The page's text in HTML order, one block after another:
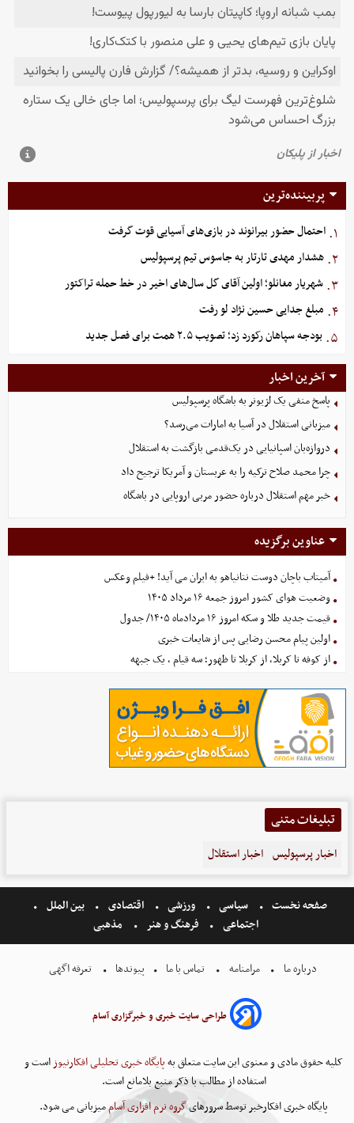
پربیننده‌ترین
۱. احتمال حضور بیرانوند در بازی‌های آسیایی قوت گرفت
۲. هشدار مهدی تارتار به جاسوس تیم پرسپولیس
۳. شهریار مغانلو؛ اولین آقای گل سال‌های اخیر در خط حمله تراکتور
۴. مبلغ جدایی حسین نژاد لو رفت
۵. بودجه سپاهان رکورد زد؛ تصویب ۲.۵ همت برای فصل جدید
آخرین اخبار
پاسخ منفی یک لژیونر به باشگاه پرسپولیس
میزبانی استقلال در آسیا به امارات می‌رسد؟
دروازه‌بان اسپانیایی در یک‌قدمی بازگشت به استقلال
چرا محمد صلاح ترکیه را به عربستان و آمریکا ترجیح داد
خبر مهم استقلال درباره حضور مربی اروپایی در باشگاه
عناوین برگزیده
آمیتاب باچان دوست نتانیاهو به ایران می آید! +فیلم وعکس
وضعیت هوای کشور امروز جمعه ۱۶ مرداد ۱۴۰۵
قیمت جدید طلا و سکه امروز ۱۶ مردادماه ۱۴۰۵/ جدول
اولین پیام محسن رضایی پس از شایعات خبری
از کوفه تا کربلا، از کربلا تا ظهور؛ سه قیام ، یک جبهه
تبلیغات متنی
اخبار پرسپولیس اخبار استقلال
صفحه نخست سیاسی ورزشی اقتصادی
بین الملل
اجتماعی
فرهنگ و هنر مذهبی
درباره ما مرامنامه تماس با ما پیوندها تعرفه اگهی
طراحی سایت خبری و خبرگزاری آسام
کلیه حقوق مادی و معنوی این سایت متعلق بهپایگاه خبری تحلیلی افکارنیوزاست و
استفاده از مطالب با ذکر منبع بلامانع است.
پایگاه خبری افکارخبر توسط سرورهایگروه نرم افزاری آساممیزبانی می شود.